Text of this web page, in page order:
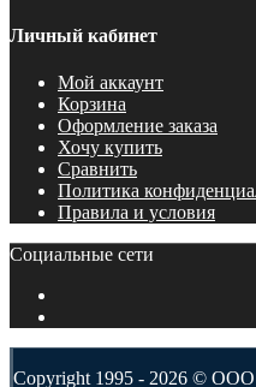
Личный кабинет
Мой аккаунт
Корзина
Оформление заказа
Хочу купить
Сравнить
Политика
Правила и условия
Социальные сети
Copyright 1995 - 2026 © ООО